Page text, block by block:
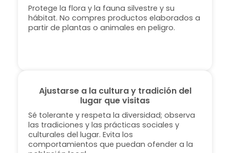
Protege la flora y la fauna silvestre y su
hábitat. No compres productos elaborados a
partir de plantas o animales en peligro.
Ajustarse a la cultura y tradición del
lugar que visitas
Sé tolerante y respeta la diversidad; observa
las tradiciones y las prácticas sociales y
culturales del lugar. Evita los
comportamientos que puedan ofender a la